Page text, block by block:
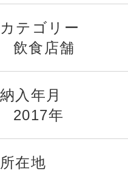
カテゴリー
飲食店舗
納入年月
2017年
所在地